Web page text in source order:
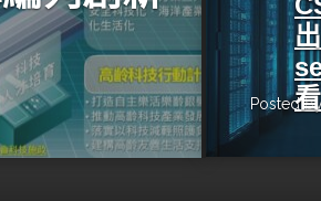
TensorFlow vs. PyTorch：AI框架
Posted